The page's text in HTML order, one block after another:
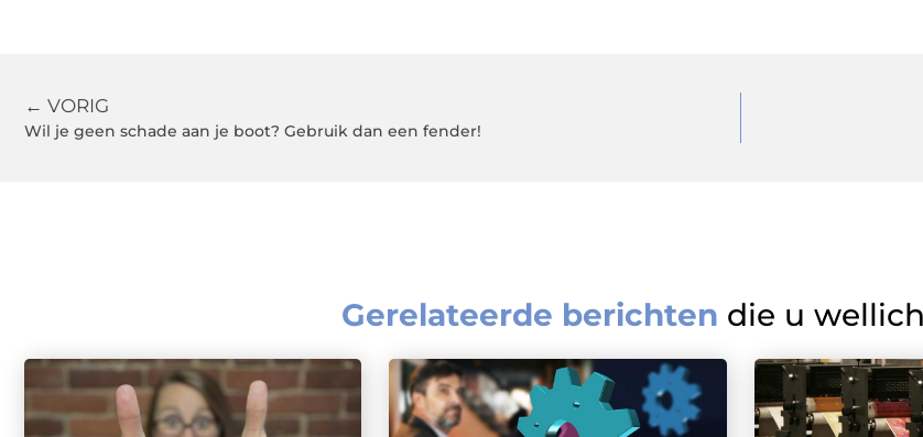
← VORIG
Wil je geen schade aan je boot? Gebruik dan een fender!
Gerelateerde berichten die u